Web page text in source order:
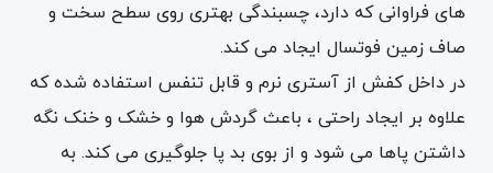
های فراوانی که دارد، چسبندگی بهتری روی سطح سخت و
صاف زمین فوتسال ایجاد می کند.
در داخل کفش از آستری نرم و قابل تنفس استفاده شده که
علاوه بر ایجاد راحتی ، باعث گردش هوا و خشک و خنک نگه
داشتن پاها می شود و از بوی بد پا جلوگیری می کند. به